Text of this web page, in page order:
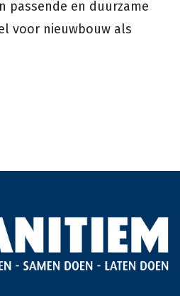
passende en duurzame
voor nieuwbouw als